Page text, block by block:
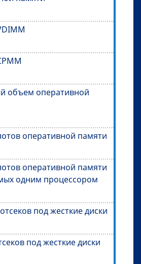
объем оперативной
оперативной памяти
оперативной памяти
одним процессором
под жесткие диски
под жесткие диски